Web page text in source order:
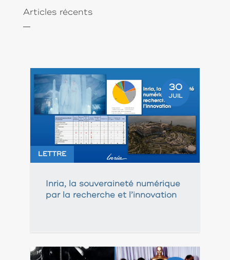
Articles récents
30
JUIL
LETTRE
Inria, la souveraineté numérique
par la recherche et l’innovation